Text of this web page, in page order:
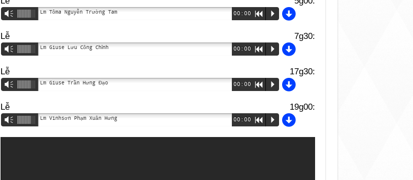
Vm Lm Tôma Nguyễn Trường Tam 00:00 R P d
Lễ 7g30:
Vm Lm Giuse Lưu Công Chỉnh 00:00 R P d
Lễ 17g30:
Vm Lm Giuse Trần Hưng Đạo 00:00 R P d
Lễ 19g00:
Vm Lm Vinhsơn Phạm Xuân Hưng 00:00 R P d